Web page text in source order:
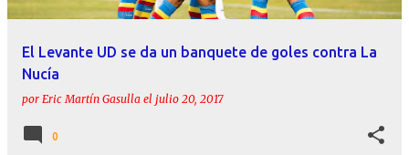
El Levante UD se da un banquete de goles contra La
Nucía
por Eric Martín Gasulla el julio 20, 2017
0